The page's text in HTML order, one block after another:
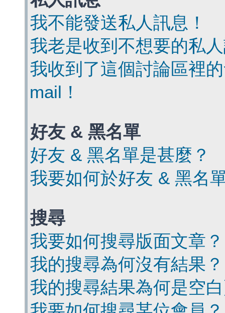
我不能發送私人訊息！
我老是收到不想要的私
我收到了這個討論區裡
mail！
好友 & 黑名單
好友 & 黑名單是甚麼？
我要如何於好友 & 黑名
搜尋
我要如何搜尋版面文章？
我的搜尋為何沒有結果？
我的搜尋結果為何是空